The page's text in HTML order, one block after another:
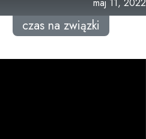
czas na związki